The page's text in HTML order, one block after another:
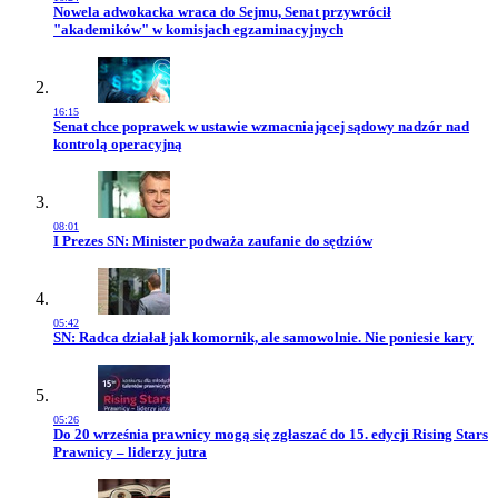
Przejdź do artykułu:
Nowela adwokacka wraca do Sejmu, Senat przywrócił
"akademików" w komisjach egzaminacyjnych
16:15
Przejdź do artykułu:
Senat chce poprawek w ustawie wzmacniającej sądowy nadzór nad
kontrolą operacyjną
08:01
Przejdź do artykułu:
I Prezes SN: Minister podważa zaufanie do sędziów
05:42
Przejdź do artykułu:
SN: Radca działał jak komornik, ale samowolnie. Nie poniesie kary
05:26
Przejdź do artykułu:
Do 20 września prawnicy mogą się zgłaszać do 15. edycji Rising Stars
Prawnicy – liderzy jutra